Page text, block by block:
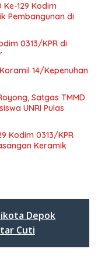
Ke-129 Kodim
Pembangunan di
0313/KPR di
14/Kepenuhan
Satgas TMMD
UNRI Pulas
Kodim 0313/KPR
Keramik
Depok
Cuti